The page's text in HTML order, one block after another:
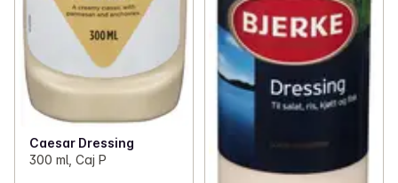
Caesar Dressing
300 ml, Caj P